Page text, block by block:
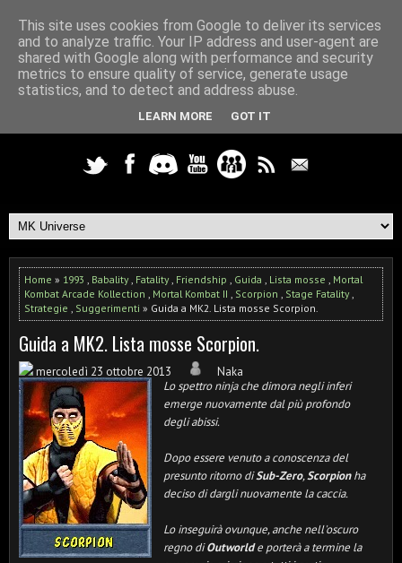
Home » 1993 , Babality, Fatality, Friendship , Guida , Lista mosse , Mortal
Kombat Arcade Kollection , Mortal Kombat II , Scorpion , Stage Fatality,
Strategie , Suggerimenti » Guida a MK2. Lista mosse Scorpion.
Guida a MK2. Lista mosse Scorpion.
mercoledì 23 ottobre 2013
Naka
Lo spettro ninja che dimora negli inferi
emerge nuovamente dal più profondo
degli abissi.
Dopo essere venuto a conoscenza del
presunto ritorno diSub-Zero,Scorpionha
deciso di dargli nuovamente la caccia.
Lo inseguirà ovunque, anche nell'oscuro
regno diOutworlde porterà a termine la
This site uses cookies from Google to deliver its services
and to analyze traffic. Your IP address and user-agent are
shared with Google along with performance and security
metrics to ensure quality of service, generate usage
statistics, and to detect and address abuse.
LEARN MORE GOT IT